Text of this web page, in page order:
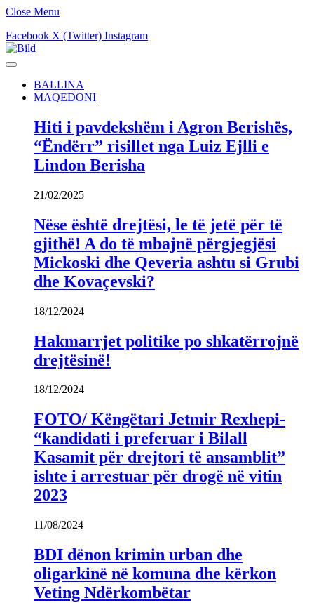
Close Menu
Facebook X (Twitter) Instagram
BALLINA
MAQEDONI
Hiti i pavdekshëm i Agron Berishës,
“Ëndërr” risillet nga Luiz Ejlli e
Lindon Berisha
21/02/2025
Nëse është drejtësi, le të jetë për të
gjithë! A do të mbajnë përgjegjësi
Mickoski dhe Qeveria ashtu si Grubi
dhe Kovaçevski?
18/12/2024
Hakmarrjet politike po shkatërrojnë
drejtësinë!
18/12/2024
FOTO/ Këngëtari Jetmir Rexhepi-
“kandidati i preferuar i Bilall
Kasamit për drejtori të ansamblit”
ishte i arrestuar për drogë në vitin
2023
11/08/2024
BDI dënon krimin urban dhe
oligarkinë në komuna dhe kërkon
Veting Ndërkombëtar